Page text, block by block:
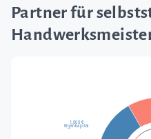
Partner für
1.000 €
Eigenkapital